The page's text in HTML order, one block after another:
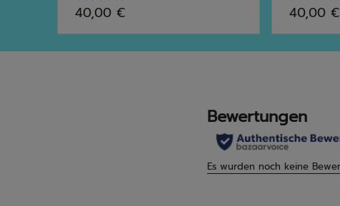
von
5
Sternen.
40,00 €
von
5
Sternen.
40,00 €